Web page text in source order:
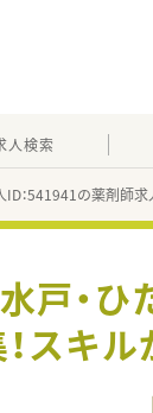
人検索
ID：541941の薬剤師求
戸・
スキ